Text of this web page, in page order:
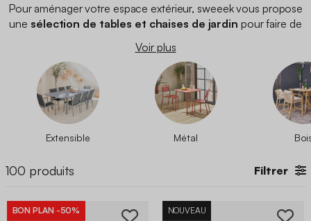
Pour aménager votre espace extérieur, sweeek vous propose
une sélection de tables et chaises de jardin pour faire de
conviviaux à partager en famille ou entre amis autour de votre
table de jardin. Vous n'avez besoin que de
chaises de jardin
pour compléter un ensemble existant ? Pas de soucis, nous
proposons une gamme de
chaises extérieures pour votre
terrasse. Quoi de mieux pour profiter pleinement de son jardin
besoins et à vos envies ?
Voir plus
Extensible Métal
100 produits Filtrer
BON PLAN -50% NOUVEAU